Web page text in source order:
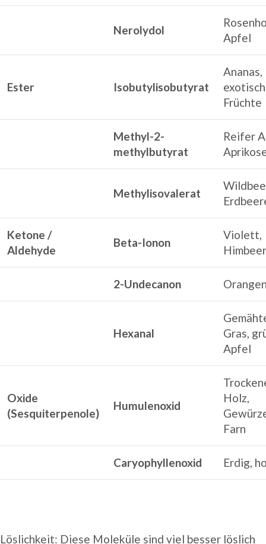
Nerolydol
Apfel
Ester Isobutylisobutyrat
Ananas,
Früchte
Methyl-2-
methylbutyrat
Reifer
Methylisovalerat
Ketone /
Aldehyde
Beta-Ionon
Violett,
2-Undecanon
Hexanal
Gras,
Apfel
Oxide
(Sesquiterpenole)
Humulenoxid
Holz,
Farn
Caryophyllenoxid Erdig,
Löslichkeit: Diese Moleküle sind viel besser löslich